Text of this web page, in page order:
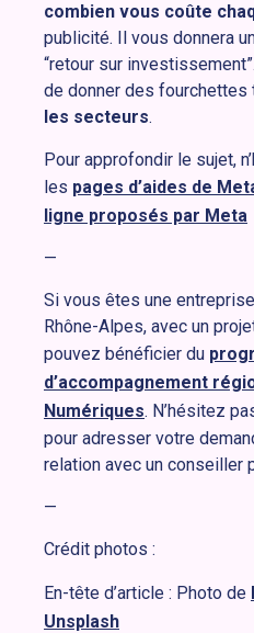
combien vous coûte
publicité. Il vous donnera
“retour sur
de donner des fourchettes
les secteurs.
Pour approfondir le sujet,
les pages d’aides de
ligne proposés par Meta
—
Si vous êtes une
Rhône-Alpes, avec un
pouvez bénéficier du
d’accompagnement
Numériques. N’hésitez
pour adresser votre
relation avec un conseiller
—
Crédit photos :
En-tête d’article : Photo de
Unsplash